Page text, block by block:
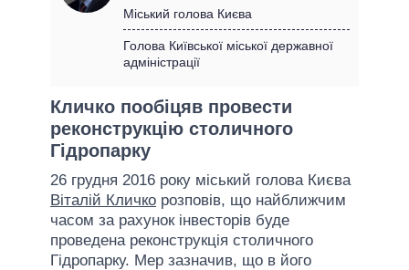
ОГЛЯДИ
ДАЙДЖЕСТИ
ПРЕЗИДЕНТ І ОФІС
КАБІНЕТ МІНІСТРІВ
МЕРИ МІСТ
ВСІ ПЕРСОНИ
ВІДЕО
ПІДТРИМАТИ
ПОРІВНЯННЯ ПОЛІТИКІВ
Міський голова Києва
Голова Київської міської державної
адміністрації
Кличко пообіцяв провести
реконструкцію столичного
Гідропарку
26 грудня 2016 року міський голова Києва
Віталій Кличко розповів, що найближчим
часом за рахунок інвесторів буде
проведена реконструкція столичного
Гідропарку. Мер зазначив, що в його